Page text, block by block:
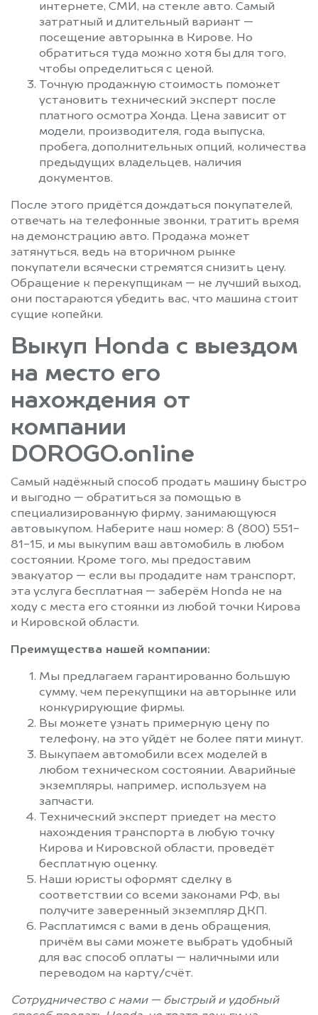
интернете, СМИ, на стекле авто. Самый
затратный и длительный вариант —
посещение авторынка в Кирове. Но
обратиться туда можно хотя бы для того,
чтобы определиться с ценой.
Точную продажную стоимость поможет
установить технический эксперт после
платного осмотра Хонда. Цена зависит от
модели, производителя, года выпуска,
пробега, дополнительных опций, количества
предыдущих владельцев, наличия
документов.
После этого придётся дождаться покупателей,
отвечать на телефонные звонки, тратить время
на демонстрацию авто. Продажа может
затянуться, ведь на вторичном рынке
покупатели всячески стремятся снизить цену.
Обращение к перекупщикам — не лучший выход,
они постараются убедить вас, что машина стоит
сущие копейки.
Выкуп Honda с выездом
на место его
нахождения от
компании
DOROGO.online
Самый надёжный способ продать машину быстро
и выгодно — обратиться за помощью в
специализированную фирму, занимающуюся
автовыкупом. Наберите наш номер: 8 (800) 551-
81-15, и мы выкупим ваш автомобиль в любом
состоянии. Кроме того, мы предоставим
эвакуатор — если вы продадите нам транспорт,
эта услуга бесплатная — заберём Honda не на
ходу с места его стоянки из любой точки Кирова
и Кировской области.
Преимущества нашей компании:
Мы предлагаем гарантированно большую
сумму, чем перекупщики на авторынке или
конкурирующие фирмы.
Вы можете узнать примерную цену по
телефону, на это уйдёт не более пяти минут.
Выкупаем автомобили всех моделей в
любом техническом состоянии. Аварийные
экземпляры, например, используем на
запчасти.
Технический эксперт приедет на место
нахождения транспорта в любую точку
Кирова и Кировской области, проведёт
бесплатную оценку.
Наши юристы оформят сделку в
соответствии со всеми законами РФ, вы
получите заверенный экземпляр ДКП.
Расплатимся с вами в день обращения,
причём вы сами можете выбрать удобный
для вас способ оплаты — наличными или
переводом на карту/счёт.
Сотрудничество с нами — быстрый и удобный